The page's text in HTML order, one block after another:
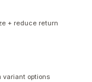
+ reduce return
variant options